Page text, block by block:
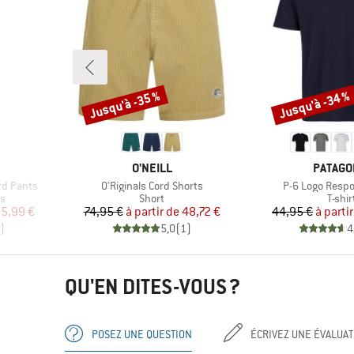
Pants
€
)
MARQUE
O'NEILL
Article
O'Riginals Cord Shorts
Product group
Short
Prix
74,95 € Prix réduit
à partir de48,72 €
5,0(1)
Remise
Jusqu'à -35 %
Article
P-6 Logo
T-
44,95 € à
Remise
Jusqu'à -34 %
QU'EN DITES-VOUS ?
POSEZ UNE QUESTION ÉCRIVEZ UNE